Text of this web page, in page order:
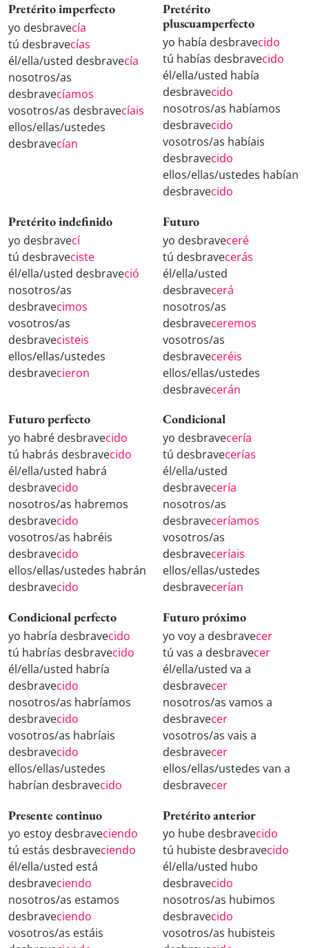
Pretérito imperfecto
yo desbravecía
tú desbravecías
él/ella/usted desbravecía
nosotros/as
desbravecíamos
vosotros/as desbravecíais
ellos/ellas/ustedes
desbravecían
Pretérito
pluscuamperfecto
yo había desbravecido
tú habías desbravecido
él/ella/usted había
desbravecido
nosotros/as habíamos
desbravecido
vosotros/as habíais
desbravecido
ellos/ellas/ustedes habían
desbravecido
Pretérito indefinido
yo desbravecí
tú desbraveciste
él/ella/usted desbraveció
nosotros/as
desbravecimos
vosotros/as
desbravecisteis
ellos/ellas/ustedes
desbravecieron
Futuro
yo desbraveceré
tú desbravecerás
él/ella/usted
desbravecerá
nosotros/as
desbraveceremos
vosotros/as
desbraveceréis
ellos/ellas/ustedes
desbravecerán
Futuro perfecto
yo habré desbravecido
tú habrás desbravecido
él/ella/usted habrá
desbravecido
nosotros/as habremos
desbravecido
vosotros/as habréis
desbravecido
ellos/ellas/ustedes habrán
desbravecido
Condicional
yo desbravecería
tú desbravecerías
él/ella/usted
desbravecería
nosotros/as
desbraveceríamos
vosotros/as
desbraveceríais
ellos/ellas/ustedes
desbravecerían
Condicional perfecto
yo habría desbravecido
tú habrías desbravecido
él/ella/usted habría
desbravecido
nosotros/as habríamos
desbravecido
vosotros/as habríais
desbravecido
ellos/ellas/ustedes
habrían desbravecido
Futuro próximo
yo voy a desbravecer
tú vas a desbravecer
él/ella/usted va a
desbravecer
nosotros/as vamos a
desbravecer
vosotros/as vais a
desbravecer
ellos/ellas/ustedes van a
desbravecer
Presente continuo
yo estoy desbraveciendo
tú estás desbraveciendo
él/ella/usted está
desbraveciendo
nosotros/as estamos
desbraveciendo
vosotros/as estáis
Pretérito anterior
yo hube desbravecido
tú hubiste desbravecido
él/ella/usted hubo
desbravecido
nosotros/as hubimos
desbravecido
vosotros/as hubisteis